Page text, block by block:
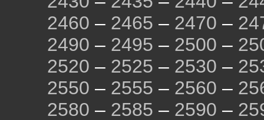
2460 – 2465 – 2470 –
2490 – 2495 – 2500 –
2520 – 2525 – 2530 –
2550 – 2555 – 2560 –
2580 – 2585 – 2590 –